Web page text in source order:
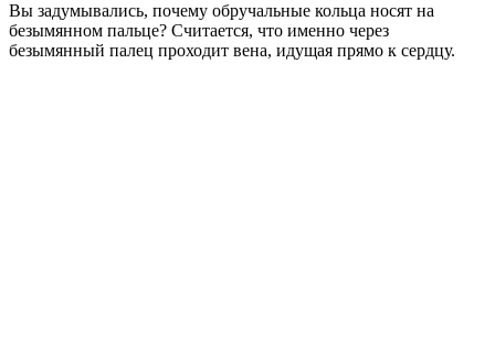
Вы задумывались, почему обручальные кольца носят на
безымянном пальце? Считается, что именно через
безымянный палец проходит вена, идущая прямо к сердцу.